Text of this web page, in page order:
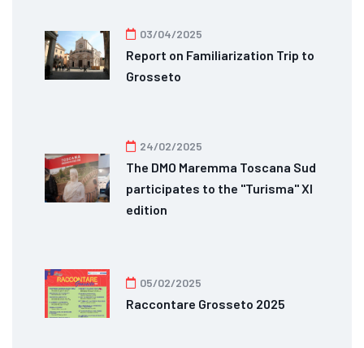
03/04/2025
Report on Familiarization Trip to
Grosseto
24/02/2025
The DMO Maremma Toscana Sud
participates to the "Turisma" XI
edition
05/02/2025
Raccontare Grosseto 2025